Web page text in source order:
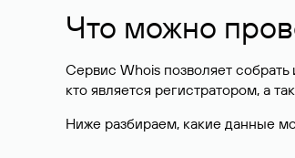
Что можно
Сервис Whois позволяет
кто является регистратором, а
Ниже разбираем, какие данные